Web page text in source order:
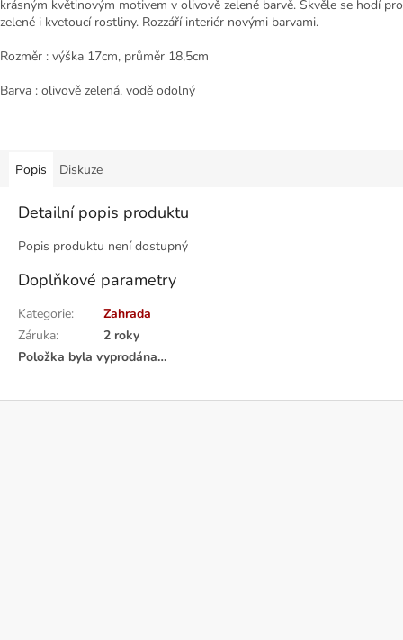
krásným květinovým motivem v olivově zelené barvě. Skvěle se hodí pro
zelené i kvetoucí rostliny. Rozzáří interiér novými barvami.
Rozměr : výška 17cm, průměr 18,5cm
Barva : olivově zelená, vodě odolný
Popis Diskuze
Detailní popis produktu
Popis produktu není dostupný
Doplňkové parametry
Kategorie:
Zahrada
Záruka:
2 roky
Položka byla vyprodána…
Z